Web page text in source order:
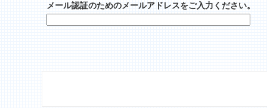
メール認証のためのメールアドレスをご入力ください。